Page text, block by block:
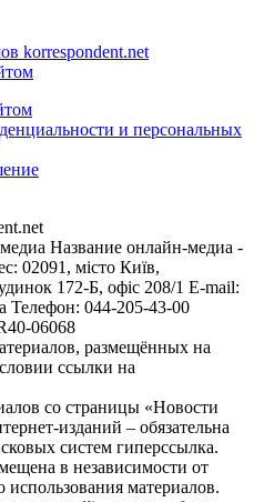
korrespondent.net
и персональных
Название онлайн-медиа -
02091, місто Київ,
172-Б, офіс 208/1 E-mail:
Телефон: 044-205-43-00
06068
размещённых на
ссылки на
со страницы «Новости
изданий – обязательна
систем гиперссылка.
в независимости от
использования материалов.